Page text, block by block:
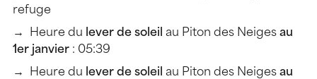
refuge
Heure du lever de soleil au Piton des Neiges au
1er janvier : 05:39
Heure du lever de soleil au Piton des Neiges au